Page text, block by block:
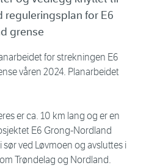
for E6
grense
for strekningen E6
våren 2024. Planarbeidet
er ca. 10 km lang og er en
E6 Grong-Nordland
ved Løvmoen og avsluttes i
Trøndelag og Nordland.